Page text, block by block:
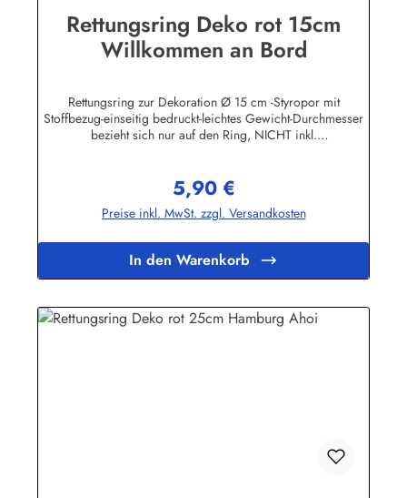
Rettungsring Deko rot 15cm
Willkommen an Bord
Rettungsring zur Dekoration Ø 15 cm -Styropor mit
Stoffbezug-einseitig bedruckt-leichtes Gewicht-Durchmesser
bezieht sich nur auf den Ring, NICHT inkl.
Regulärer Preis:
5,90 €
Preise inkl. MwSt. zzgl. Versandkosten
In den Warenkorb